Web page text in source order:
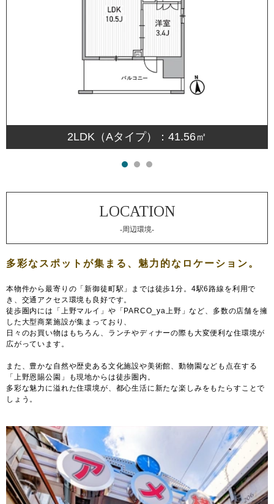
2LDK（Aタイプ）：41.56㎡
-周辺環境-
本物件から最寄りの「新御徒町駅」までは徒歩1分。4駅6路線を利用で
き、交通アクセス環境も良好です。
徒歩圏内には「上野マルイ」や「PARCO_ya上野」など、多数の店舗を擁
した大型商業施設が集まっており、
日々のお買い物はもちろん、ランチやディナーの際も大変便利な住環境が
広がっています。
また、豊かな自然や歴史ある文化施設や美術館、動物園なども点在する
「上野恩賜公園」も現地からは徒歩圏内。
多彩な魅力に溢れた住環境が、都心生活に新たな楽しみをもたらすことで
しょう。